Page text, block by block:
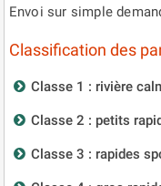
Envoi sur simple
Classification des
Classe 1 : rivière
Classe 2 : petits
Classe 3 : rapides